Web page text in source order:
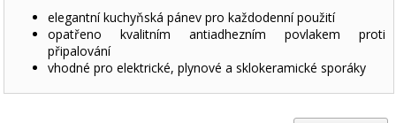
elegantní kuchyňská pánev pro každodenní použití
opatřeno kvalitním antiadhezním povlakem proti
připalování
vhodné pro elektrické, plynové a sklokeramické sporáky